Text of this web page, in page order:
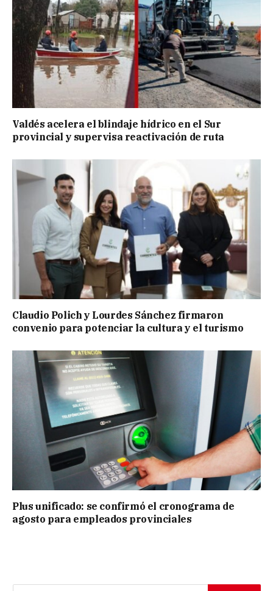
Valdés acelera el blindaje hídrico en el Sur
provincial y supervisa reactivación de ruta
Claudio Polich y Lourdes Sánchez firmaron
convenio para potenciar la cultura y el turismo
Plus unificado: se confirmó el cronograma de
agosto para empleados provinciales